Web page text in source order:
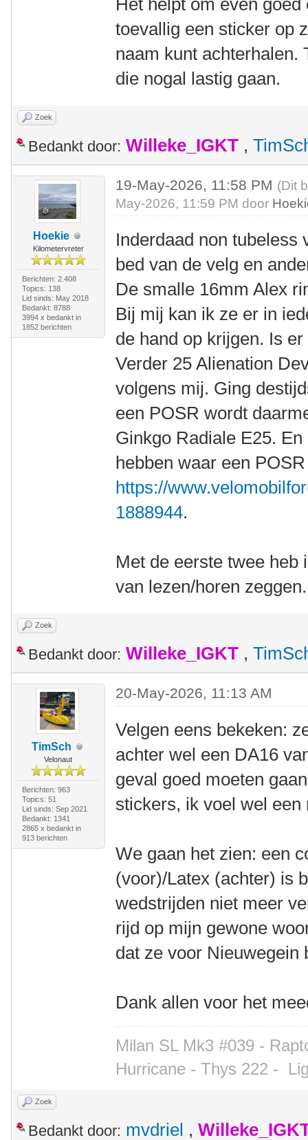
Het helpt om even
toevallig een sticker op
naam kunt achterhalen.
die nogal lastig gaan.
Zoek
Bedankt door: Willeke_IGKT ,
Hoekie
Kilometervreter
Berichten: 2.408
Topics: 138
Lid sinds: May 2018
Bedankt: 8788
3994 x bedankt in
1852 berichten
19-May-2026, 11:58 PM (Dit
May-2026, 11:59 PM door
Inderdaad non tubeless
bed van de velg en
De smalle 16mm Alex
Bij mij kan ik ze er in
de hand op krijgen. Is
Verder 25 Alienation
volgens mij. Ging
een POSR wordt
Ginkgo Radiale E25.
hebben waar een
https://
1888944.
Met de eerste twee heb
van lezen/horen zeggen.
Zoek
Bedankt door: Willeke_IGKT ,
TimSch
Velonaut
Berichten: 963
Topics: 51
Lid sinds: Sep 2021
Bedankt: 1341
2865 x bedankt in
913 berichten
20-May-2026, 11:13 AM
Velgen eens bekeken:
achter wel een DA16
geval goed moeten
stickers, ik voel wel
We gaan het zien: een
(voor)/Latex (achter) is
wedstrijden niet meer
rijd op mijn gewone
dat ze voor Nieuwegein
Dank allen voor het
Milan SL Mk3 #039 -
Hurricane - Thys 222 -
Zoek
Bedankt door: mvdriel ,